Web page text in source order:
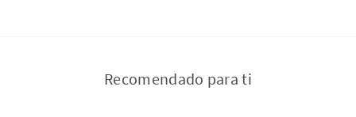
Recomendado para ti